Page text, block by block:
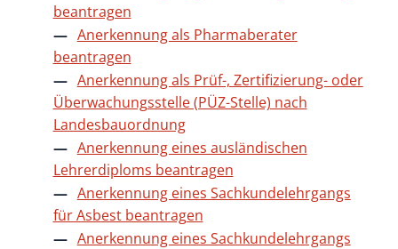
beantragen
Anerkennung als Pharmaberater
beantragen
Anerkennung als Prüf-, Zertifizierung- oder
Überwachungsstelle (PÜZ-Stelle) nach
Landesbauordnung
Anerkennung eines ausländischen
Lehrerdiploms beantragen
Anerkennung eines Sachkundelehrgangs
für Asbest beantragen
Anerkennung eines Sachkundelehrgangs